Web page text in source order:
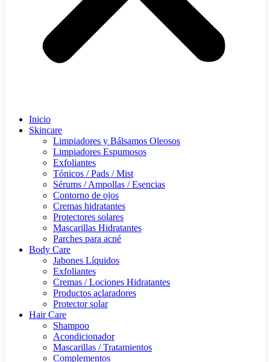
Inicio
Skincare
Limpiadores y Bálsamos Oleosos
Limpiadores Espumosos
Exfoliantes
Tónicos / Pads / Mist
Sérums / Ampollas / Esencias
Contorno de ojos
Cremas hidratantes
Protectores solares
Mascarillas Hidratantes
Parches para acné
Body Care
Jabones Líquidos
Exfoliantes
Cremas / Lociones Hidratantes
Productos aclaradores
Protector solar
Hair Care
Shampoo
Acondicionador
Mascarillas / Tratamientos
Complementos